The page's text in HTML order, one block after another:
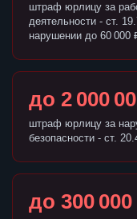
штраф юрлицу за
деятельности - ст.
нарушении до 60 000
до 2 000
штраф юрлицу за
безопасности - ст.
до 300 000